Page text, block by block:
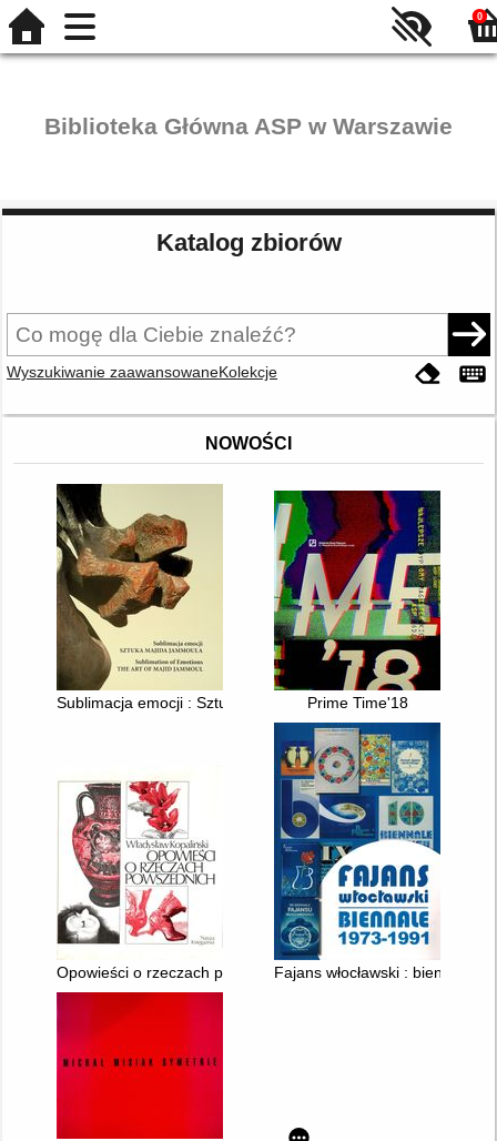
0
Biblioteka Główna ASP w Warszawie
Katalog zbiorów
Wyszukiwanie zaawansowaneKolekcje
NOWOŚCI
Sublimacja emocji : Sztuka Majida Jammoula : rzeźba,
Prime Time'18
Opowieści o rzeczach powszednichFajans włocławski : biennale